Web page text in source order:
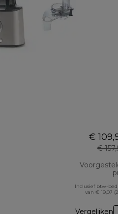
€
€
Inclusief btw-
van € 19,07
Vergelijken